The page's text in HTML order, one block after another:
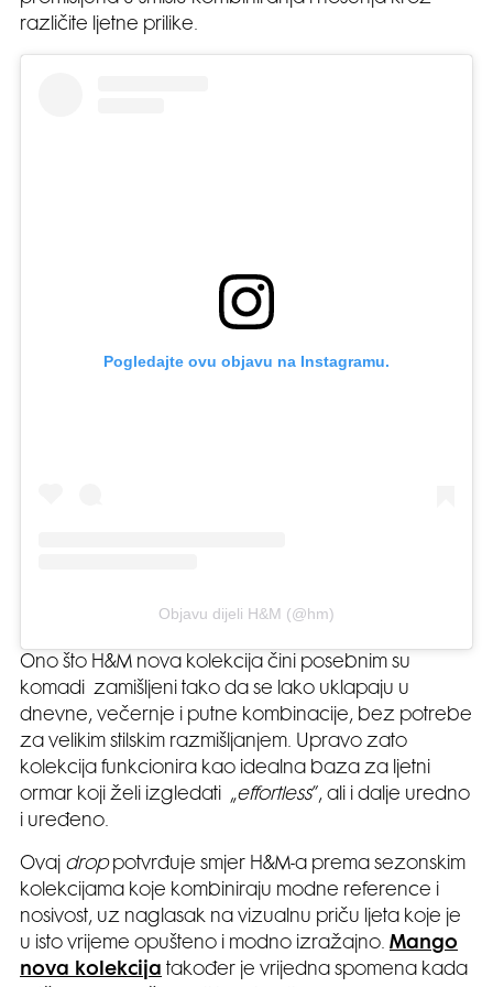
različite ljetne prilike.
Pogledajte ovu objavu na Instagramu.
Objavu dijeli H&M (@hm)
Ono što H&M nova kolekcija čini posebnim su
komadi zamišljeni tako da se lako uklapaju u
dnevne, večernje i putne kombinacije, bez potrebe
za velikim stilskim razmišljanjem. Upravo zato
kolekcija funkcionira kao idealna baza za ljetni
ormar koji želi izgledati „effortless”, ali i dalje uredno
i uređeno.
Ovaj droppotvrđuje smjer H&M-a prema sezonskim
kolekcijama koje kombiniraju modne reference i
nosivost, uz naglasak na vizualnu priču ljeta koje je
u isto vrijeme opušteno i modno izražajno. Mango
nova kolekcija također je vrijedna spomena kada